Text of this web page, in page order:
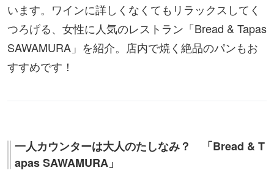
います。ワインに詳しくなくてもリラックスしてく
つろげる、女性に人気のレストラン「Bread & Tapas
SAWAMURA」を紹介。店内で焼く絶品のパンもお
すすめです！
一人カウンターは大人のたしなみ？ 「Bread & T
apas SAWAMURA」